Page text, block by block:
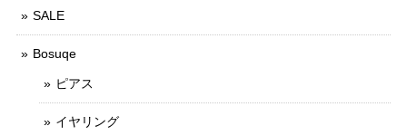
SALE
Bosuqe
ピアス
イヤリング